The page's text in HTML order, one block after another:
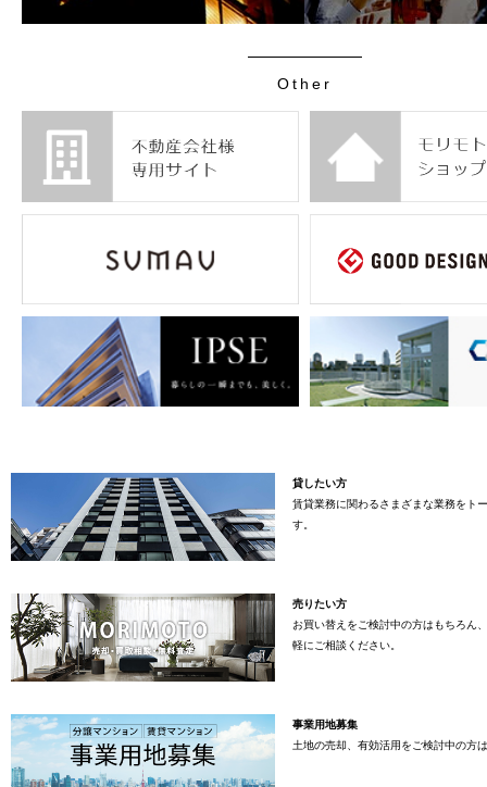
Other
貸したい方
賃貸業務に関わるさまざまな業務をト
す。
売りたい方
お買い替えをご検討中の方はもちろん
軽にご相談ください。
事業用地募集
土地の売却、有効活用をご検討中の方